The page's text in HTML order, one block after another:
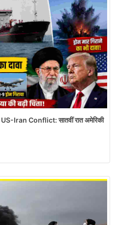
US-Iran Conflict: सातवीं रात अमेरिकी